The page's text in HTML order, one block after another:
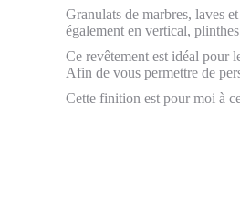
Granulats de marbres, laves
également en vertical,
Ce revêtement est idéal pour
Afin de vous permettre de
Cette finition est pour moi à